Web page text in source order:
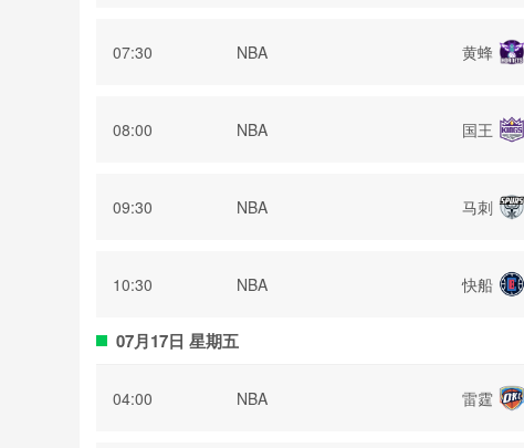
07:30 NBA 黄蜂
08:00 NBA 国王
09:30 NBA 马刺
10:30 NBA 快船
07月17日 星期五
04:00 NBA 雷霆